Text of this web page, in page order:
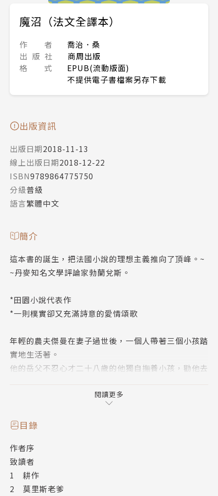
魔沼（法文全譯本）
作 者
喬治．桑
出 版 社
商周出版
格 式
EPUB(流動版面)
不提供電子書檔案另存下載
出版資訊
出版日期2018-11-13
線上出版日期2018-12-22
ISBN9789864775750
分級普級
語言繁體中文
簡介
這本書的誕生，把法國小說的理想主義推向了頂峰。~
~丹麥知名文學評論家勃蘭兌斯。
*田園小說代表作
*一則樸實卻又充滿詩意的愛情頌歌
年輕的農夫傑曼在妻子過世後，一個人帶著三個小孩踏
實地生活著。
他的岳父不忍心才二十八歲的他獨自撫養小孩，勸他去
剛好鄰居齊葉特嬤嬤的女兒小瑪麗要去鄰村打工，因為
途中會經過「魔沼」，齊葉特嬤嬤便託他帶著她；
於是傑曼便帶著七歲的兒子和小瑪麗一起前往鄰村。
這些事又會如何牽動他們往後的命運？
閱讀更多
目錄
作者序
致讀者
1 耕作
2 莫里斯老爹